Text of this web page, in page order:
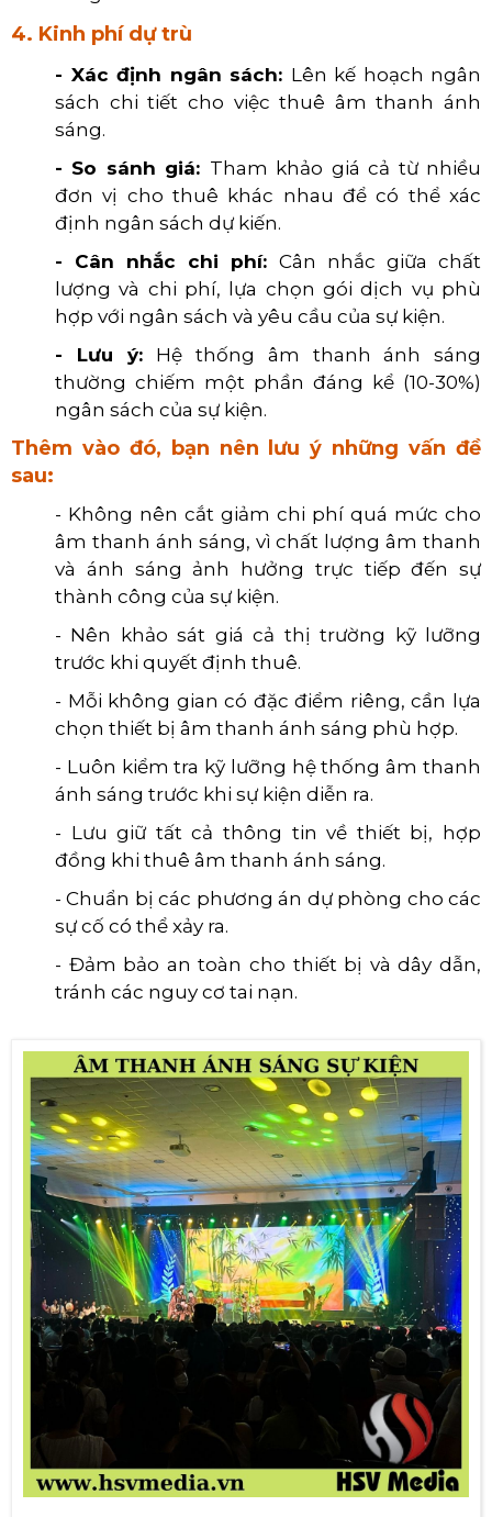
4. Kinh phí dự trù
- Xác định ngân sách: Lên kế hoạch ngân
sách chi tiết cho việc thuê âm thanh ánh
sáng.
- So sánh giá: Tham khảo giá cả từ nhiều
đơn vị cho thuê khác nhau để có thể xác
định ngân sách dự kiến.
- Cân nhắc chi phí: Cân nhắc giữa chất
lượng và chi phí, lựa chọn gói dịch vụ phù
hợp với ngân sách và yêu cầu của sự kiện.
- Lưu ý: Hệ thống âm thanh ánh sáng
thường chiếm một phần đáng kể (10-30%)
ngân sách của sự kiện.
Thêm vào đó, bạn nên lưu ý những vấn đề
sau:
- Không nên cắt giảm chi phí quá mức cho
âm thanh ánh sáng, vì chất lượng âm thanh
và ánh sáng ảnh hưởng trực tiếp đến sự
thành công của sự kiện.
- Nên khảo sát giá cả thị trường kỹ lưỡng
trước khi quyết định thuê.
- Mỗi không gian có đặc điểm riêng, cần lựa
chọn thiết bị âm thanh ánh sáng phù hợp.
- Luôn kiểm tra kỹ lưỡng hệ thống âm thanh
ánh sáng trước khi sự kiện diễn ra.
- Lưu giữ tất cả thông tin về thiết bị, hợp
đồng khi thuê âm thanh ánh sáng.
- Chuẩn bị các phương án dự phòng cho các
sự cố có thể xảy ra.
- Đảm bảo an toàn cho thiết bị và dây dẫn,
tránh các nguy cơ tai nạn.